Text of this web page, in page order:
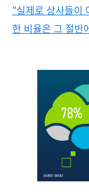
"실제로 상사들이
한 비율은 그 절반